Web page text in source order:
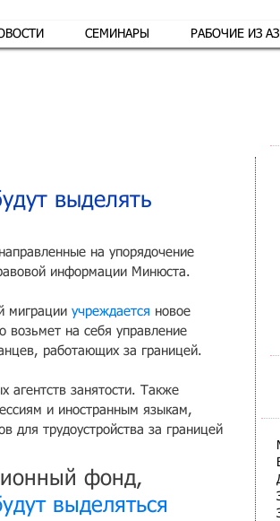
СЕМИНАРЫ РАБОЧИЕ ИЗ
выделять
на упорядочение
информации Минюста.
миграции учреждается новое
возьмет на себя управление
работающих за границей.
агентств занятости. Также
и иностранным языкам,
для трудоустройства за границей
фонд,
выделяться